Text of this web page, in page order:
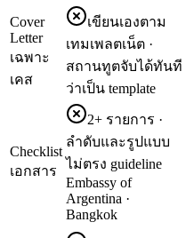
Cover
Letter
เฉพาะ
เคส
เขียนเองตาม
เทมเพลตเน็ต ·
สถานทูตจับได้ทันที
ว่าเป็น template
Checklist
เอกสาร
2+ รายการ ·
ลำดับและรูปแบบ
ไม่ตรง guideline
Embassy of
Argentina ·
Bangkok